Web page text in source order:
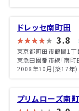
ドレッセ南町田
3.8
東京都町田市鶴間1
東急田園都市線「南町
2008年10月(築17年)
プリムローズ南